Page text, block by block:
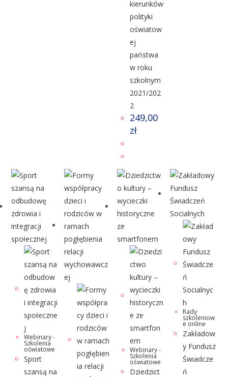
kierunków
polityki
oświatow
ej
państwa
w roku
szkolnym
2021/202
2
249,00
zł
Webinary -
Szkolenia
oświatowe
Sport
szansą na
Webinary -
Szkolenia
oświatowe
Dziedzict
Rady
szkoleniow
e online
Zakładow
y Fundusz
Świadcze
ń